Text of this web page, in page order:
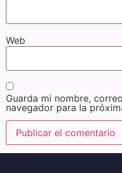
Web
Guarda mi nombre,
navegador para la